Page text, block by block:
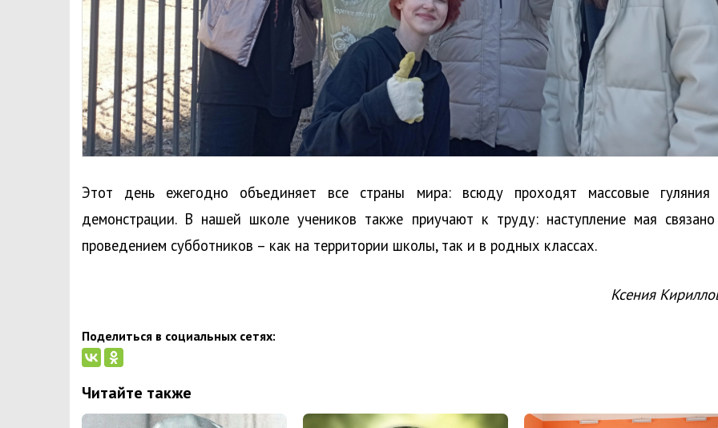
Этот день ежегодно объединяет все страны мира: всюду проходят массовые
демонстрации. В нашей школе учеников также приучают к труду: наступление мая
проведением субботников – как на территории школы, так и в родных классах.
Ксения
Поделиться в социальных сетях:
Читайте также